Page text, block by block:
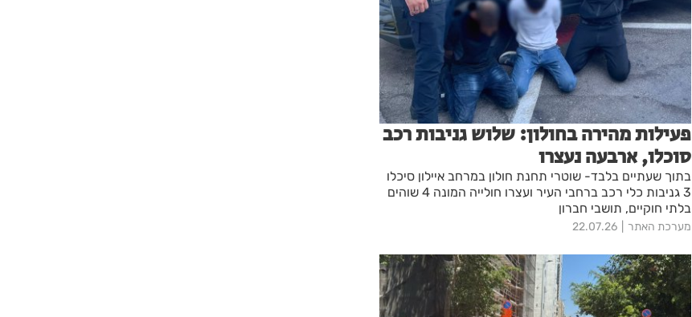
פעילות מהירה בחולון: שלוש גניבות רכב
סוכלו, ארבעה נעצרו
בתוך שעתיים בלבד- שוטרי תחנת חולון במרחב איילון סיכלו
3 גניבות כלי רכב ברחבי העיר ועצרו חולייה המונה 4 שוהים
בלתי חוקיים, תושבי חברון
מערכת האתר 22.07.26